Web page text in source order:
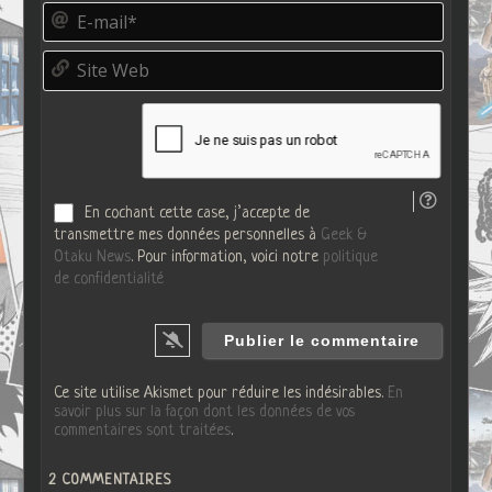
d
o
E
m
i
S
t
En cochant cette case, j’accepte de
transmettre mes données personnelles à Geek &
Otaku News. Pour information, voici notre politique
de confidentialité
Ce site utilise Akismet pour réduire les indésirables. En
savoir plus sur la façon dont les données de vos
commentaires sont traitées.
2 COMMENTAIRES